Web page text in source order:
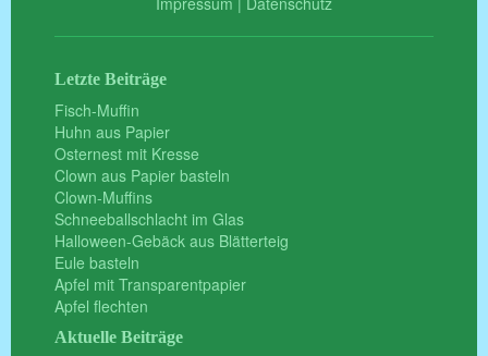
Letzte Beiträge
Fisch-Muffin
Huhn aus Papier
Osternest mit Kresse
Clown aus Papier basteln
Clown-Muffins
Schneeballschlacht im Glas
Halloween-Gebäck aus Blätterteig
Eule basteln
Apfel mit Transparentpapier
Apfel flechten
Aktuelle Beiträge